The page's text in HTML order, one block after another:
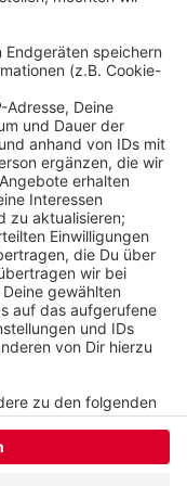
- und sie
Die
System